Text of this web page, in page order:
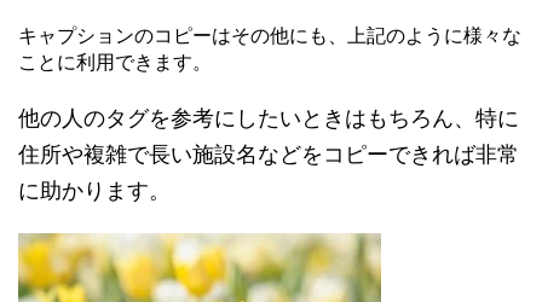
キャプションのコピーはその他にも、上記のように様々な
ことに利用できます。
他の人のタグを参考にしたいときはもちろん、特に
住所や複雑で長い施設名などをコピーできれば非常
に助かります。